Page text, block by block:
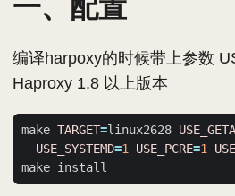
一、配置
编译harpoxy的时候带上参数
Haproxy 1.8 以上版本
make TARGET=linux2628
USE_SYSTEMD=1 USE_PCRE=1